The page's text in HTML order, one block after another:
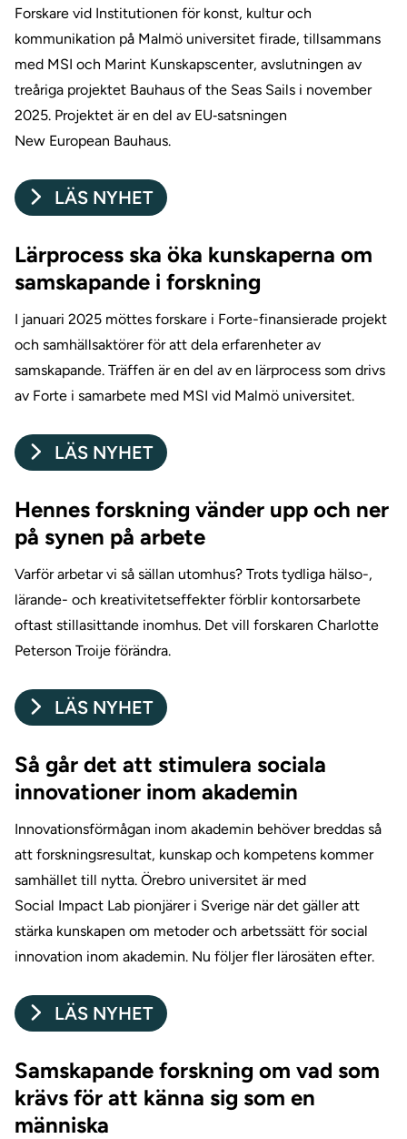
Forskare vid Institutionen för konst, kultur och
kommunikation på Malmö universitet firade, tillsammans
med MSI och Marint Kunskapscenter, avslutningen av
treåriga projektet Bauhaus of the Seas Sails i november
2025. Projektet är en del av EU‑satsningen
New European Bauhaus.
LÄS NYHET
Lärprocess ska öka kunskaperna om
samskapande i forskning
I januari 2025 möttes forskare i Forte-finansierade projekt
och samhällsaktörer för att dela erfarenheter av
samskapande. Träffen är en del av en lärprocess som drivs
av Forte i samarbete med MSI vid Malmö universitet.
LÄS NYHET
Hennes forskning vänder upp och ner
på synen på arbete
Varför arbetar vi så sällan utomhus? Trots tydliga hälso-,
lärande- och kreativitetseffekter förblir kontorsarbete
oftast stillasittande inomhus. Det vill forskaren Charlotte
Peterson Troije förändra.
LÄS NYHET
Så går det att stimulera sociala
innovationer inom akademin
Innovationsförmågan inom akademin behöver breddas så
att forskningsresultat, kunskap och kompetens kommer
samhället till nytta. Örebro universitet är med
Social Impact Lab pionjärer i Sverige när det gäller att
stärka kunskapen om metoder och arbetssätt för social
innovation inom akademin. Nu följer fler lärosäten efter.
LÄS NYHET
Samskapande forskning om vad som
krävs för att känna sig som en
människa